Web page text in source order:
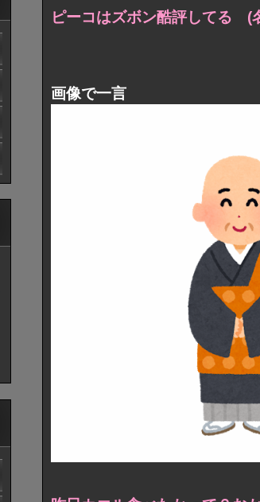
ピーコはズボン酷評してる (
画像で一言